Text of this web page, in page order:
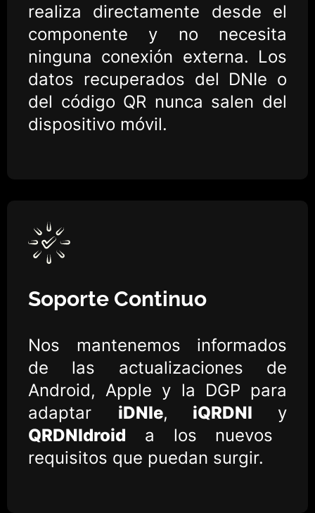
realiza directamente desde el
componente y no necesita
ninguna conexión externa. Los
datos recuperados del DNIe o
del código QR nunca salen del
dispositivo móvil.
Soporte Continuo
Nos mantenemos informados
de las actualizaciones de
Android, Apple y la DGP para
adaptar iDNIe, iQRDNI y
QRDNIdroid a los nuevos
requisitos que puedan surgir.